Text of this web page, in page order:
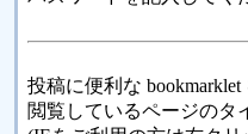
投稿に便利な bookmarklet
閲覧しているページのタ